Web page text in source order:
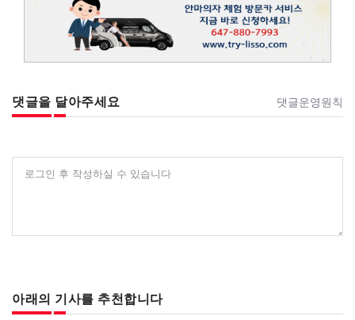
댓글을 달아주세요 댓글운영원칙
로그인 후 작성하실 수 있습니다
아래의 기사를 추천합니다